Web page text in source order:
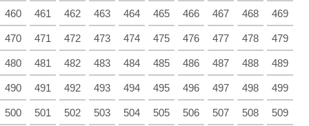
460 461 462 463 464 465 466 467 468 469
470 471 472 473 474 475 476 477 478 479
480 481 482 483 484 485 486 487 488 489
490 491 492 493 494 495 496 497 498 499
500 501 502 503 504 505 506 507 508 509